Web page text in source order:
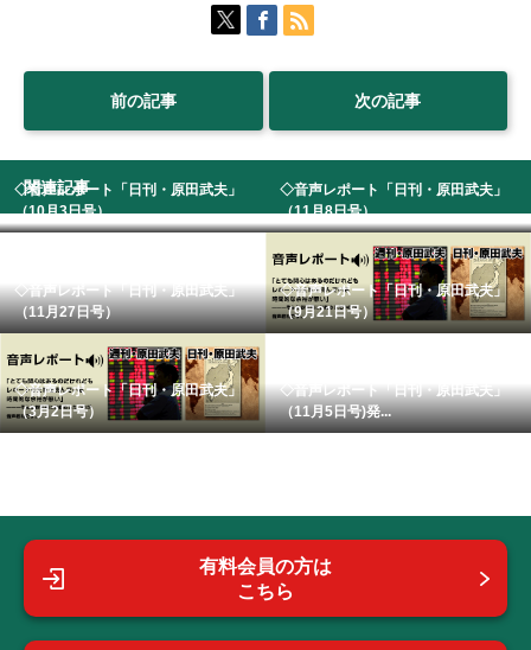
前の記事 次の記事
関連記事
◇音声レポート「日刊・原田武夫」
（10月3日号） ...
◇音声レポート「日刊・原田武夫」
（11月8日号） ...
◇音声レポート「日刊・原田武夫」
（11月27日号）
◇音声レポート「日刊・原田武夫」
（9月21日号）
◇音声レポート「日刊・原田武夫」
（3月2日号）
◇音声レポート「日刊・原田武夫」
（11月5日号)発...
有料会員の方は
こちら